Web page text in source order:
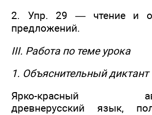
2. Упр. 29 — чтение и
предложений.
III. Работа по теме урока
1. Объяснительный диктант
Ярко-красный
древнерусский язык,